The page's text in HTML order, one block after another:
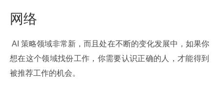
网络
AI 策略领域非常新，而且处在不断的变化发展中，如果你
想在这个领域找份工作，你需要认识正确的人，才能得到
被推荐工作的机会。